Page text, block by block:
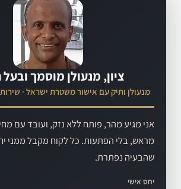
ציון, מנעולן מוסמך
מנעולן ותיק עם אישור משטרת ישראל ·
אני מגיע מהר, פותח ללא נזק, ועובד עם
מראש, בלי הפתעות. כל לקוח מקבל ממני
שהבעיה נפתרת.
יחס אישי